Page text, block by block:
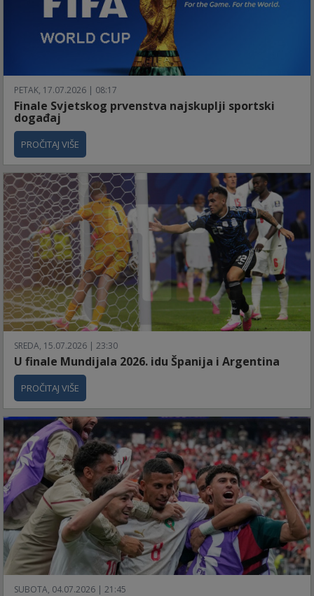
PETAK, 17.07.2026 | 08:17
Finale Svjetskog prvenstva najskuplji sportski
događaj
PROČITAJ VIŠE
SREDA, 15.07.2026 | 23:30
U finale Mundijala 2026. idu Španija i Argentina
PROČITAJ VIŠE
SUBOTA, 04.07.2026 | 21:45